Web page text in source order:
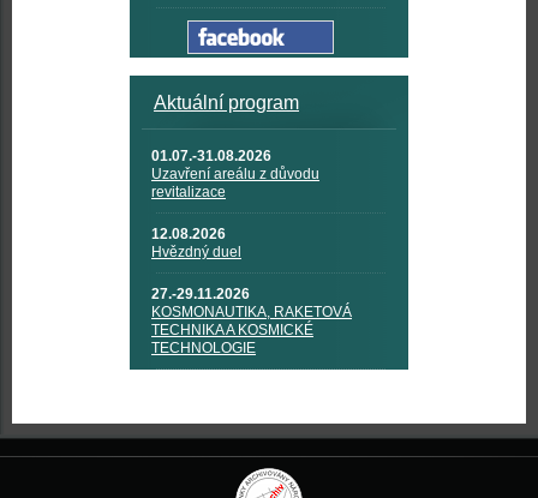
Aktuální program
01.07.-31.08.2026
Uzavření areálu z důvodu
revitalizace
12.08.2026
Hvězdný duel
27.-29.11.2026
KOSMONAUTIKA, RAKETOVÁ
TECHNIKA A KOSMICKÉ
TECHNOLOGIE